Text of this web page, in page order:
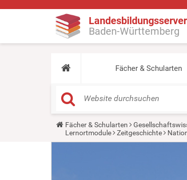
Landesbildungsserver
Baden-Württemberg
Fächer & Schularten
Y
u
Fächer & Schularten
Lernortmodule
Zeitgeschichte